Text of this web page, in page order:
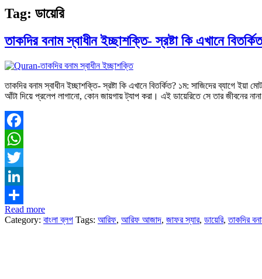
Tag: ডায়েরি
তাকদির বনাম স্বাধীন ইচ্ছাশক্তি- স্রষ্টা কি এখানে
তাকদির বনাম স্বাধীন ইচ্ছাশক্তি- স্রষ্টা কি এখানে বিতর্কিত? ১ম: সাজিদের ব্যাগে
আঁটা দিয়ে প্রলেপ লাগানো, কোন জায়গায় ট্যাপ করা। এই ডায়েরিতে সে তার জীবনের
Facebook
WhatsApp
Twitter
LinkedIn
Share
Read more
Category: বাংলা ব্লগ Tags: আরিফ, আরিফ আজাদ, জাফর স্যার, ডায়েরি,তাকদির